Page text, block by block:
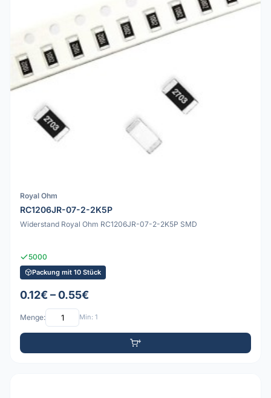
Royal Ohm
RC1206JR-07-2-2K5P
Widerstand Royal Ohm RC1206JR-07-2-2K5P SMD
5000
Packung mit 10 Stück
0.12€ – 0.55€
Menge: Min: 1